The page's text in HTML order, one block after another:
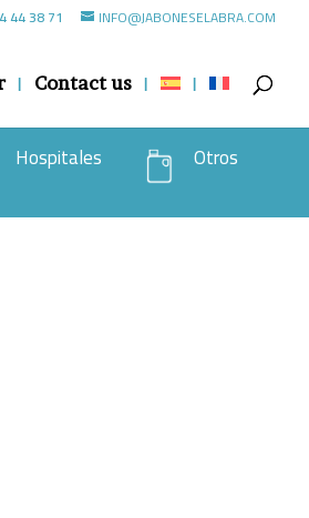
44 38 71 INFO@JABONESELABRA.COM
Contact us
Hospitales Otros